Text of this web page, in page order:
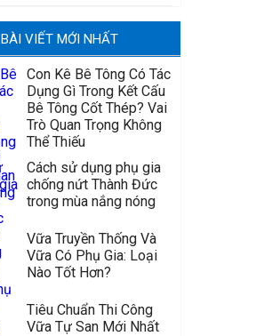
BÀI VIẾT MỚI NHẤT
Con Kê Bê Tông Có Tác
Dụng Gì Trong Kết Cấu
Bê Tông Cốt Thép? Vai
Trò Quan Trọng Không
Thể Thiếu
Cách sử dụng phụ gia
chống nứt Thành Đức
trong mùa nắng nóng
Vữa Truyền Thống Và
Vữa Có Phụ Gia: Loại
Nào Tốt Hơn?
Tiêu Chuẩn Thi Công
Vữa Tự San Mới Nhất